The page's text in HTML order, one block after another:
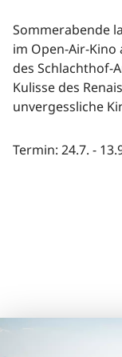
Sommerabende
im Open-Air-Kino
des Schlachthof-
Kulisse des
unvergessliche
Termin: 24.7. -